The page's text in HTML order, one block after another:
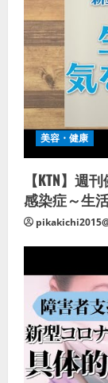
美容・健康
【KTN】週
感染症～生